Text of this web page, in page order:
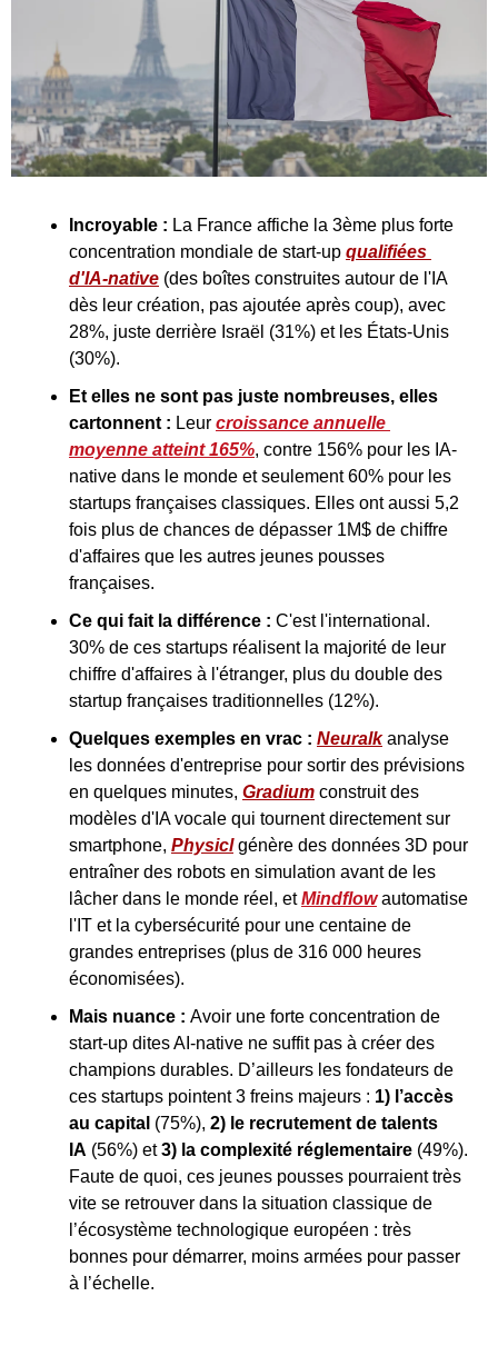
Incroyable : La France affiche la 3ème plus forte
concentration mondiale de start-up qualifiées
d'IA-native (des boîtes construites autour de l'IA
dès leur création, pas ajoutée après coup), avec
28%, juste derrière Israël (31%) et les États-Unis
(30%).
Et elles ne sont pas juste nombreuses, elles
cartonnent : Leur croissance annuelle
moyenne atteint 165%, contre 156% pour les IA-
native dans le monde et seulement 60% pour les
startups françaises classiques. Elles ont aussi 5,2
fois plus de chances de dépasser 1M$ de chiffre
d'affaires que les autres jeunes pousses
françaises.
Ce qui fait la différence : C'est l'international.
30% de ces startups réalisent la majorité de leur
chiffre d'affaires à l'étranger, plus du double des
startup françaises traditionnelles (12%).
Quelques exemples en vrac : Neuralk analyse
les données d'entreprise pour sortir des prévisions
en quelques minutes, Gradium construit des
modèles d'IA vocale qui tournent directement sur
smartphone, Physicl génère des données 3D pour
entraîner des robots en simulation avant de les
lâcher dans le monde réel, et Mindflow automatise
l'IT et la cybersécurité pour une centaine de
grandes entreprises (plus de 316 000 heures
économisées).
Mais nuance : Avoir une forte concentration de
start-up dites AI-native ne suffit pas à créer des
champions durables. D’ailleurs les fondateurs de
ces startups pointent 3 freins majeurs : 1) l’accès
au capital (75%), 2) le recrutement de talents
IA (56%) et 3) la complexité réglementaire (49%).
Faute de quoi, ces jeunes pousses pourraient très
vite se retrouver dans la situation classique de
l’écosystème technologique européen : très
bonnes pour démarrer, moins armées pour passer
à l’échelle.